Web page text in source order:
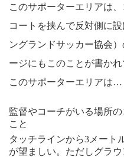
このサポーターエリアは
コートを挟んで反対側に
ングランドサッカー協会
ージにもこのことが書か
このサポーターエリアは…
監督やコーチがいる場所
こと
タッチラインから3メート
が望ましい。ただしグラ